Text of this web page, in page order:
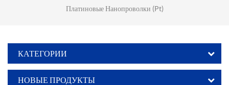
Платиновые Нанопроволки (pt)
КАТЕГОРИИ
НОВЫЕ ПРОДУКТЫ